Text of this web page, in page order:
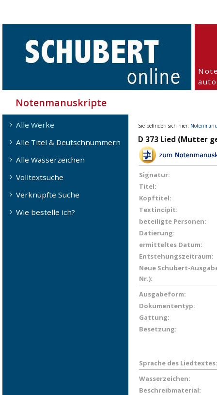
Notenmanuskripte
Alle Werke
Alle Titel & Deutschnummern
Alle Wasserzeichen
Volltextsuche
Verknüpfte Suche
Wie bestelle ich?
Sie befinden sich hier:
D 373 Lied (Mutter
Signatur:
Titel:
Kopftitel:
Textincipit:
beteiligte Personen:
Datierung:
ermitteltes Datum:
Entstehungszeitraum:
Neue Schubert-
Nr.):
Ausgabeform:
Dokumententyp:
Gattung:
Besetzung:
Sprache des Liedtextes:
Wasserzeichen:
Beschreibmaterial: